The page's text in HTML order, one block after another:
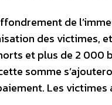
de
des victimes,
et plus de 2 000
somme
Les victimes